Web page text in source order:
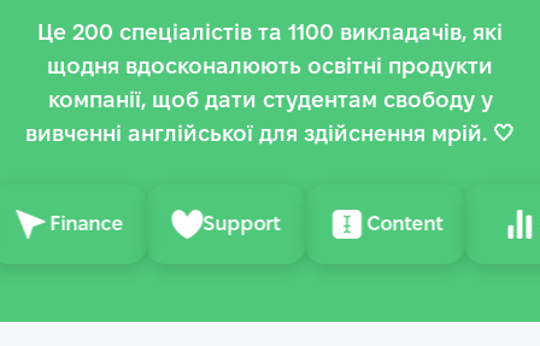
Це 200 спеціалістів та 1100 викладачів, які
щодня вдосконалюють освітні продукти
компанії, щоб дати студентам свободу у
вивченні англійської для здійснення мрій. 🤍
Finance Support Content